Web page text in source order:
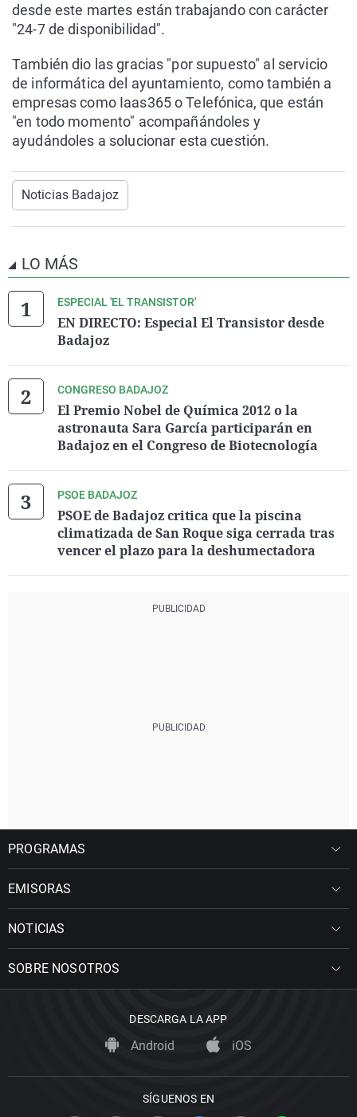
desde este martes están trabajando con carácter
"24-7 de disponibilidad".
También dio las gracias "por supuesto" al servicio
de informática del ayuntamiento, como también a
empresas como Iaas365 o Telefónica, que están
"en todo momento" acompañándoles y
ayudándoles a solucionar esta cuestión.
Noticias Badajoz
LO MÁS
ESPECIAL 'EL TRANSISTOR'
EN DIRECTO: Especial El Transistor desde
Badajoz
CONGRESO BADAJOZ
El Premio Nobel de Química 2012 o la
astronauta Sara García participarán en
Badajoz en el Congreso de Biotecnología
PSOE BADAJOZ
PSOE de Badajoz critica que la piscina
climatizada de San Roque siga cerrada tras
vencer el plazo para la deshumectadora
PROGRAMAS
EMISORAS
NOTICIAS
SOBRE NOSOTROS
DESCARGA LA APP
Android iOS
SÍGUENOS EN